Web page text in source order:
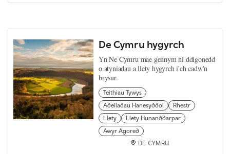
De Cymru hygyrch
Yn Ne Cymru mae gennym ni ddigonedd
o atyniadau a llety hygyrch i'ch cadw'n
brysur.
Teithiau Tywys
Adeiladau Hanesyddol
Rhestr
Llety
Llety Hunanddarpar
Awyr Agored
DE CYMRU